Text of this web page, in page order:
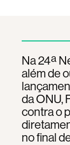
Na 24ª
além de
da ONU,
contra o
no final